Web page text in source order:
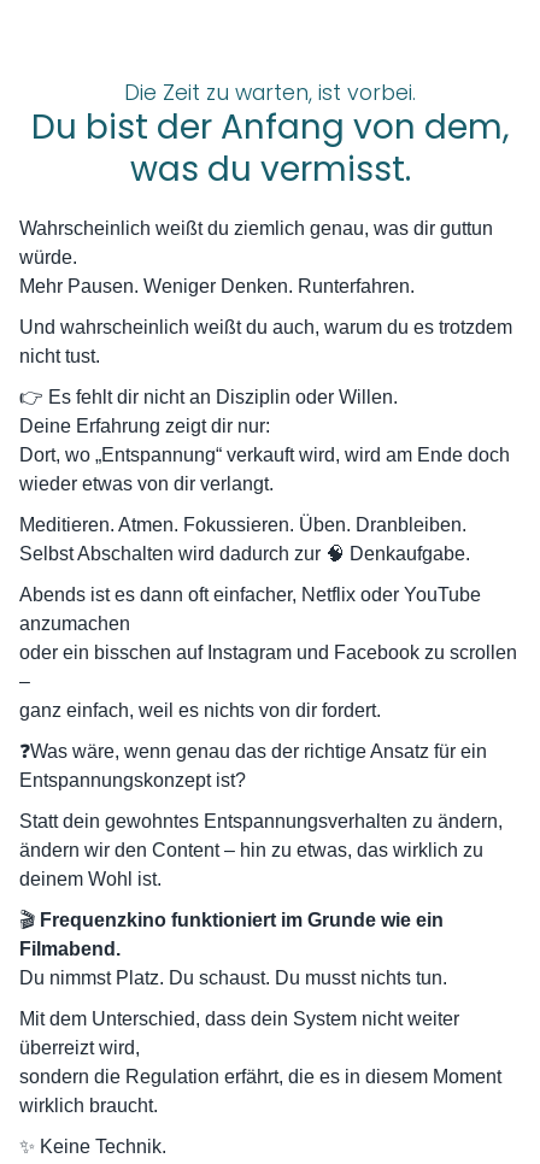
Die Zeit zu warten, ist vorbei.
Du bist der Anfang von dem,
was du vermisst.
Wahrscheinlich weißt du ziemlich genau, was dir guttun
würde.
Mehr Pausen. Weniger Denken. Runterfahren.
Und wahrscheinlich weißt du auch, warum du es trotzdem
nicht tust.
👉 Es fehlt dir nicht an Disziplin oder Willen.
Deine Erfahrung zeigt dir nur:
Dort, wo „Entspannung“ verkauft wird, wird am Ende doch
wieder etwas von dir verlangt.
Meditieren. Atmen. Fokussieren. Üben. Dranbleiben.
Selbst Abschalten wird dadurch zur 🧠 Denkaufgabe.
Abends ist es dann oft einfacher, Netflix oder YouTube
anzumachen
oder ein bisschen auf Instagram und Facebook zu scrollen
–
ganz einfach, weil es nichts von dir fordert.
❓Was wäre, wenn genau das der richtige Ansatz für ein
Entspannungskonzept ist?
Statt dein gewohntes Entspannungsverhalten zu ändern,
ändern wir den Content – hin zu etwas, das wirklich zu
deinem Wohl ist.
🎬 Frequenzkino funktioniert im Grunde wie ein
Filmabend.
Du nimmst Platz. Du schaust. Du musst nichts tun.
Mit dem Unterschied, dass dein System nicht weiter
überreizt wird,
sondern die Regulation erfährt, die es in diesem Moment
wirklich braucht.
✨ Keine Technik.